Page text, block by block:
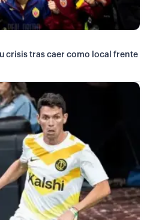
crisis tras caer como local frente